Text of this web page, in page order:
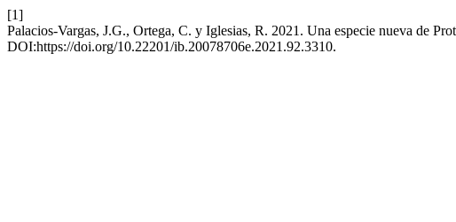
[1]
Palacios-Vargas, J.G., Ortega, C. y Iglesias, R. 2021. Una especie nueva de
DOI:https://doi.org/10.22201/ib.20078706e.2021.92.3310.